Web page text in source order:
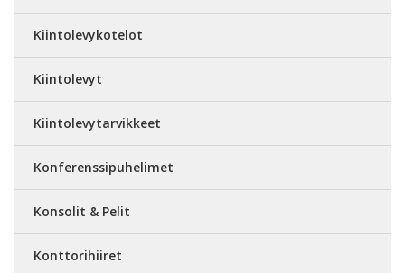
Kiintolevykotelot
Kiintolevyt
Kiintolevytarvikkeet
Konferenssipuhelimet
Konsolit & Pelit
Konttorihiiret